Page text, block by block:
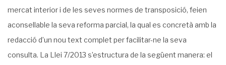
mercat interior i de les seves normes de transposició, feien
aconsellable la seva reforma parcial, la qual es concretà amb la
redacció d’un nou text complet per facilitar-ne la seva
consulta. La Llei 7/2013 s’estructura de la següent manera: el